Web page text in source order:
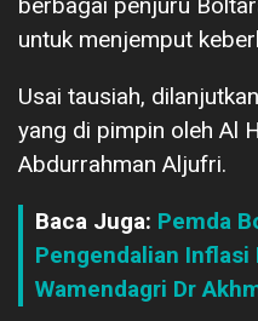
untuk menjemput
Usai tausiah,
yang di pimpin oleh Al
Abdurrahman Aljufri.
Baca Juga: Pemda
Pengendalian Inflasi
Wamendagri Dr